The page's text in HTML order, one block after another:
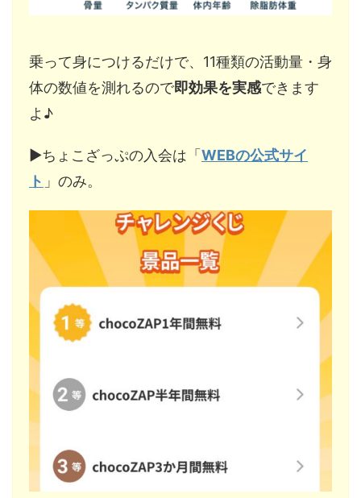
乗って身につけるだけで、11種類の活動量・身
体の数値を測れるので即効果を実感できます
よ♪
▶︎ちょこざっぷの入会は「WEBの公式サイ
ト 」のみ。